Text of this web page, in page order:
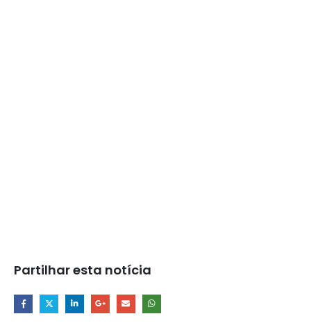
Partilhar esta notícia